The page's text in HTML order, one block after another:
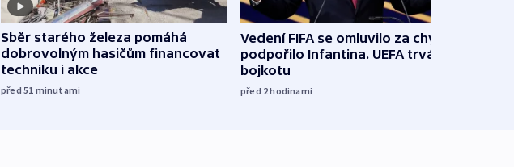
Sběr starého železa pomáhá
dobrovolným hasičům financovat
techniku i akce
před 51 minutami
Vedení FIFA se omluvilo za chyby a
podpořilo Infantina. UEFA trvá na
bojkotu
před 2hodinami